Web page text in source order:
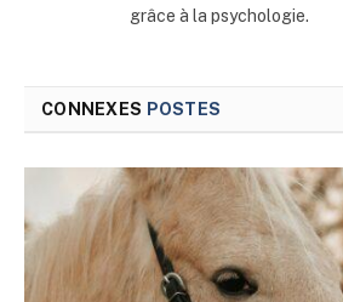
grâce à la psychologie.
CONNEXES POSTES